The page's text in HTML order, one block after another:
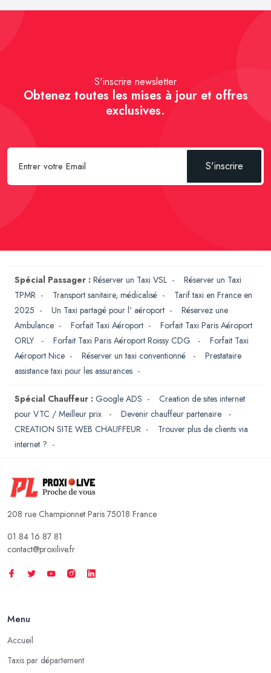
S'inscrire newsletter
Obtenez toutes les mises à jour et offres
exclusives.
S'inscrire
Spécial Passager : Réserver un Taxi VSL - Réserver un Taxi
TPMR - Transport sanitaire, médicalisé - Tarif taxi en France en
2025 - Un Taxi partagé pour l' aéroport - Réservez une
Ambulance - Forfait Taxi Aéroport - Forfait Taxi Paris Aéroport
ORLY
- Forfait Taxi Paris Aéroport Roissy CDG - Forfait Taxi
Aéroport Nice - Réserver un taxi conventionné - Prestataire
assistance taxi pour les assurances -
Spécial Chauffeur : Google ADS - Creation de sites internet
pour VTC / Meilleur prix
- Devenir chauffeur partenaire
-
CREATION SITE WEB CHAUFFEUR - Trouver plus de clients via
internet ? -
208 rue Championnet Paris 75018 France
01 84 16 87 81
contact@proxilive.fr
Menu
Accueil
Taxis par département